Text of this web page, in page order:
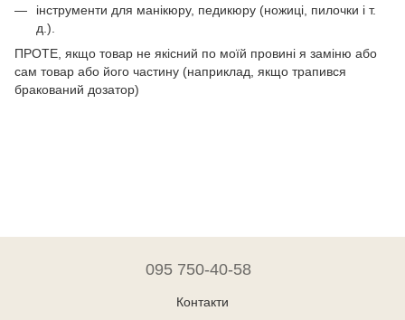
інструменти для манікюру, педикюру (ножиці, пилочки і т.
д.).
ПРОТЕ, якщо товар не якісний по моїй провині я заміню або
сам товар або його частину (наприклад, якщо трапився
бракований дозатор)
095 750-40-58
Контакти